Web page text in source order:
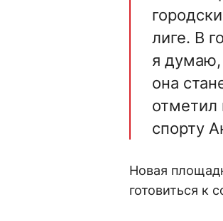
лиге. В
я думаю,
она
отметил
спорту
Новая
готовиться к